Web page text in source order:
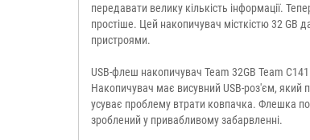
передавати велику кількість інформації.
простіше. Цей накопичувач місткістю 32 GB
пристроями.
USB-флеш накопичувач Team 32GB Team
Накопичувач має висувний USB-роз'єм, який
усуває проблему втрати ковпачка. Флешка
зроблений у привабливому забарвленні.